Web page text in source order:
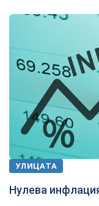
УЛИЦАТА
Нулева